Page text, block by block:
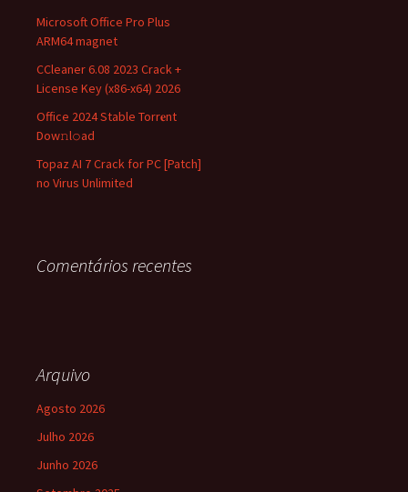
Microsoft Office Pro Plus
ARM64 magnet
CCleaner 6.08 2023 Crack +
License Key (x86-x64) 2026
Office 2024 Stable Torr𝐞nt
Dow𝚗l𝚘аd
Topaz AI 7 Crack for PC [Patch]
no Virus Unlimited
Comentários recentes
Arquivo
Agosto 2026
Julho 2026
Junho 2026